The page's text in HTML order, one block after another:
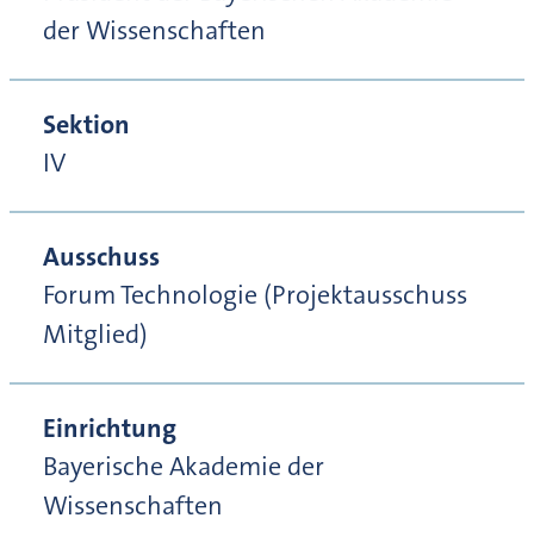
der Wissenschaften
Sektion
IV
Ausschuss
Forum Technologie (Projektausschuss
Mitglied)
Einrichtung
Bayerische Akademie der
Wissenschaften